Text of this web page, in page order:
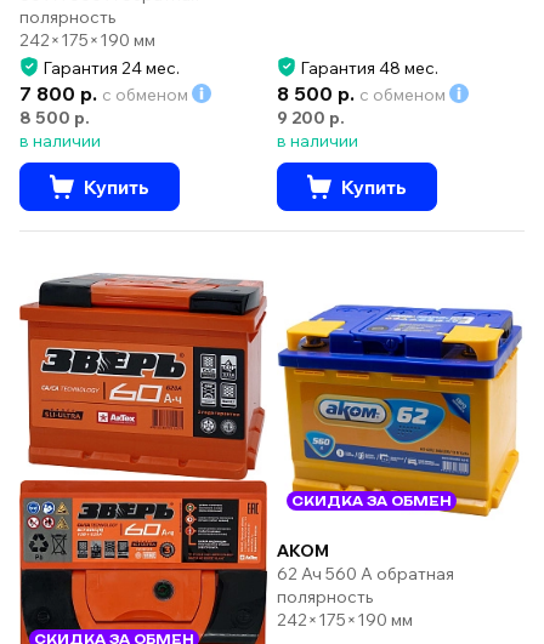
полярность
242×175×190 мм
Гарантия 24 мес.
7 800 р. с обменом
8 500 р.
в наличии
Купить
Гарантия 48 мес.
8 500 р. с обменом
9 200 р.
в наличии
Купить
СКИДКА ЗА ОБМЕН
СКИДКА ЗА ОБМЕН
AKOM
62 Ач 560 А обратная
полярность
242×175×190 мм